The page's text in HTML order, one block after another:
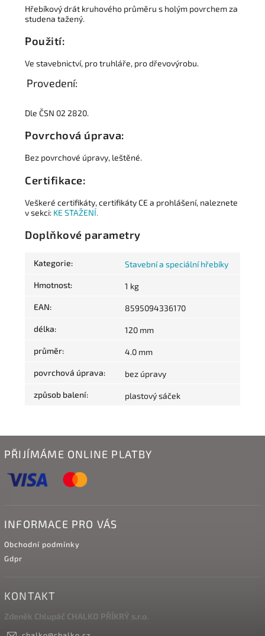
Hřebíkový drát kruhového průměru s holým povrchem za
studena tažený.
Použití:
Ve stavebnictví, pro truhláře, pro dřevovýrobu.
Provedení:
Dle ČSN 02 2820.
Povrchová úprava:
Bez povrchové úpravy, leštěné.
Certifikace:
Veškeré certifikáty, certifikáty CE a prohlášení, naleznete
v sekci: KE STAŽENÍ.
Doplňkové parametry
Kategorie: Stavební a speciální hřebíky
Hmotnost: 1 kg
EAN: 8595094336170
délka: 120 mm
průměr: 4.0 mm
povrchová úprava: bez úpravy
způsob balení: plastový sáček
PŘIJÍMÁME ONLINE PLATBY
INFORMACE PRO VÁS
Obchodní podmínky
Gdpr
KONTAKT
Zdeněk Chlupáč CHALKO PŘÍKRÝ s.r.o.